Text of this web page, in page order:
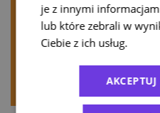
Kiedy wystawiamy
Nota
je z innymi
lub które zebrali w
Ciebie z ich usług.